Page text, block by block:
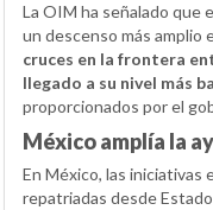
La OIM ha señalado que
un descenso más amplio
cruces en la frontera
llegado a su nivel más
proporcionados por el
México amplía la
En México, las iniciativas
repatriadas desde